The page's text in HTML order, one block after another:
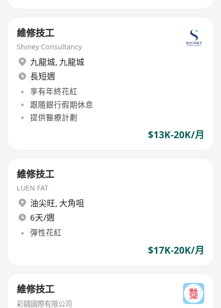
維修技工
Shiney Consultancy
九龍城, 九龍城
長短週
享有年終花紅
跟隨銀行假期休息
提供醫療計劃
$13K-20K/月
維修技工
LUEN FAT
油尖旺, 大角咀
6天/週
彈性花紅
$17K-20K/月
維修技工
彩鷗國際有限公司